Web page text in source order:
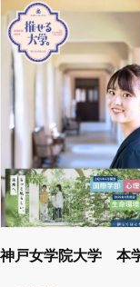
神戸女学院大学 本